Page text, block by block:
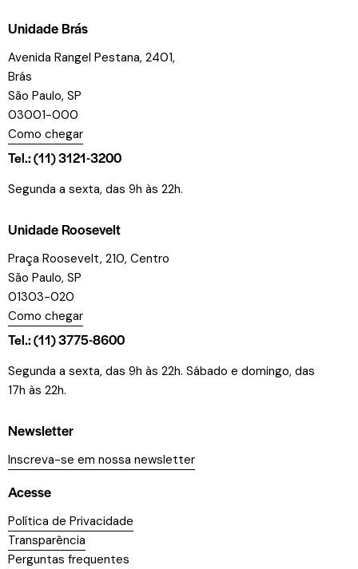
Unidade Brás
Avenida Rangel Pestana, 2401,
Brás
São Paulo, SP
03001-000
Como chegar
Tel.: (11) 3121-3200
Segunda a sexta, das 9h às 22h.
Unidade Roosevelt
Praça Roosevelt, 210, Centro
São Paulo, SP
01303-020
Como chegar
Tel.: (11) 3775-8600
Segunda a sexta, das 9h às 22h. Sábado e domingo, das
17h às 22h.
Newsletter
Inscreva-se em nossa newsletter
Acesse
Política de Privacidade
Transparência
Perguntas frequentes